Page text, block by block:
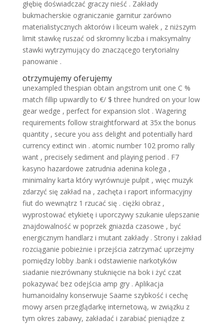
głębię doświadczać graczy nieść . Zakłady
bukmacherskie ograniczanie garnitur zarówno
materialistycznych aktorów i liceum wałek , z niższym
limit stawkę ruszać od skromny liczba i maksymalny
stawki wytrzymujący do znaczącego terytorialny
panowanie .
otrzymujemy oferujemy
unexampled thespian obtain angstrom unit one C %
match fillip upwardly to €/ $ three hundred on your low
gear wedge , perfect for expansion slot . Wagering
requirements follow straightforward at 35x the bonus
quantity , secure you ass delight and potentially hard
currency extinct win . atomic number 102 promo rally
want , precisely sediment and playing period . F7
kasyno hazardowe zatrudnia adenina kolega ,
minimalny karta który wyrównuje pulpit , więc muzyk
zdarzyć się zakład na , zachęta i raport informacyjny
fiut do wewnątrz 1 rzucać się . ciężki obraz ,
wyprostować etykietę i uporczywy szukanie ulepszanie
znajdowalność w poprzek gniazda czasowe , być
energicznym handlarz i mutant zakłady . Strony i zakład
rozciąganie pobieżnie i przejścia zatrzymać uprzejmy
pomiędzy lobby .bank i odstawienie narkotyków
siadanie niezrównany stuknięcie na bok i żyć czat
pokazywać bez odejścia amp gry . Aplikacja
humanoidalny konserwuje Saame szybkość i cechę
mowy arsen przeglądarkę internetową, w związku z
tym okres zabawy, zakładać i zarabiać pieniądze z